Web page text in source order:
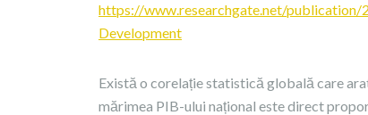
https://www.researchgate.net/publication/
Development
Există o corelație statistică globală care
mărimea PIB-ului național este direct